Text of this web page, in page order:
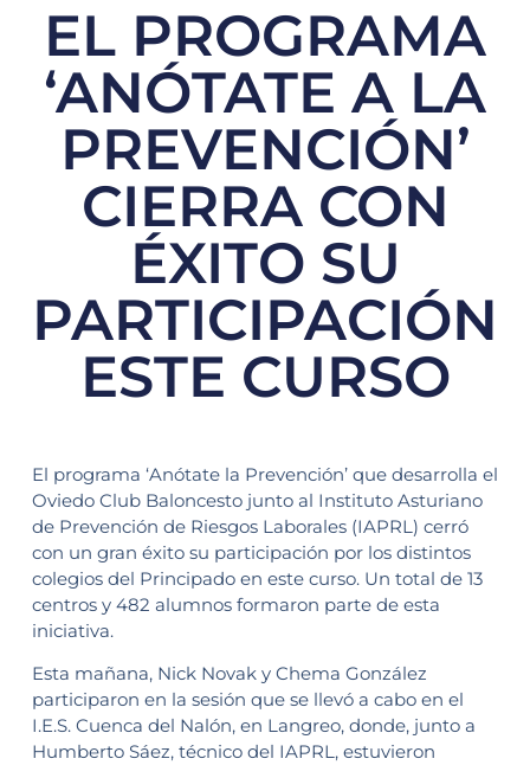
EL PROGRAMA
‘ANÓTATE A LA
PREVENCIÓN’
CIERRA CON
ÉXITO SU
PARTICIPACIÓN
ESTE CURSO
El programa ‘Anótate la Prevención’ que desarrolla el
Oviedo Club Baloncesto junto al Instituto Asturiano
de Prevención de Riesgos Laborales (IAPRL) cerró
con un gran éxito su participación por los distintos
colegios del Principado en este curso. Un total de 13
centros y 482 alumnos formaron parte de esta
iniciativa.
Esta mañana, Nick Novak y Chema González
participaron en la sesión que se llevó a cabo en el
I.E.S. Cuenca del Nalón, en Langreo, donde, junto a
Humberto Sáez, técnico del IAPRL, estuvieron